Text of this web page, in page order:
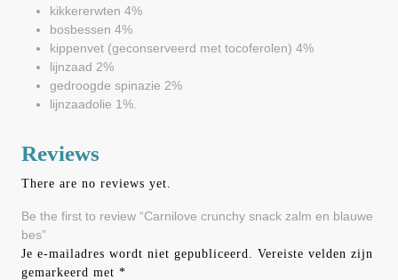
kikkererwten 4%
bosbessen 4%
kippenvet (geconserveerd met tocoferolen) 4%
lijnzaad 2%
gedroogde spinazie 2%
lijnzaadolie 1%.
Reviews
There are no reviews yet.
Be the first to review “Carnilove crunchy snack zalm en blauwe
bes”
Je e-mailadres wordt niet gepubliceerd.
Vereiste velden zijn
gemarkeerd met *